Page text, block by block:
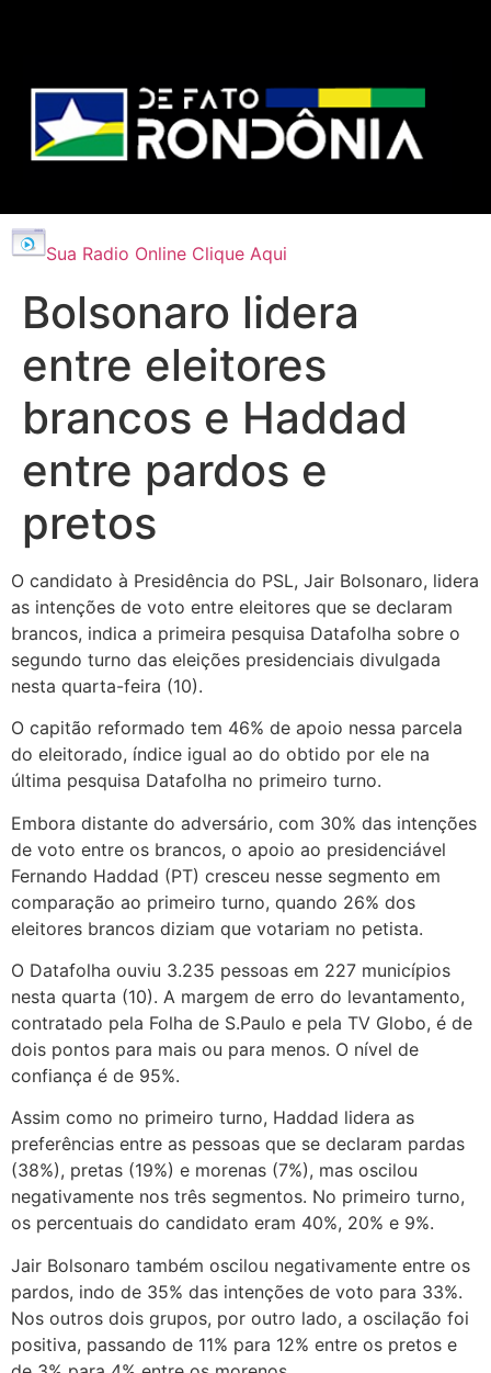
Sua Radio Online Clique Aqui
Bolsonaro lidera
entre eleitores
brancos e Haddad
entre pardos e
pretos
O candidato à Presidência do PSL, Jair Bolsonaro, lidera
as intenções de voto entre eleitores que se declaram
brancos, indica a primeira pesquisa Datafolha sobre o
segundo turno das eleições presidenciais divulgada
nesta quarta-feira (10).
O capitão reformado tem 46% de apoio nessa parcela
do eleitorado, índice igual ao do obtido por ele na
última pesquisa Datafolha no primeiro turno.
Embora distante do adversário, com 30% das intenções
de voto entre os brancos, o apoio ao presidenciável
Fernando Haddad (PT) cresceu nesse segmento em
comparação ao primeiro turno, quando 26% dos
eleitores brancos diziam que votariam no petista.
O Datafolha ouviu 3.235 pessoas em 227 municípios
nesta quarta (10). A margem de erro do levantamento,
contratado pela Folha de S.Paulo e pela TV Globo, é de
dois pontos para mais ou para menos. O nível de
confiança é de 95%.
Assim como no primeiro turno, Haddad lidera as
preferências entre as pessoas que se declaram pardas
(38%), pretas (19%) e morenas (7%), mas oscilou
negativamente nos três segmentos. No primeiro turno,
os percentuais do candidato eram 40%, 20% e 9%.
Jair Bolsonaro também oscilou negativamente entre os
pardos, indo de 35% das intenções de voto para 33%.
Nos outros dois grupos, por outro lado, a oscilação foi
positiva, passando de 11% para 12% entre os pretos e